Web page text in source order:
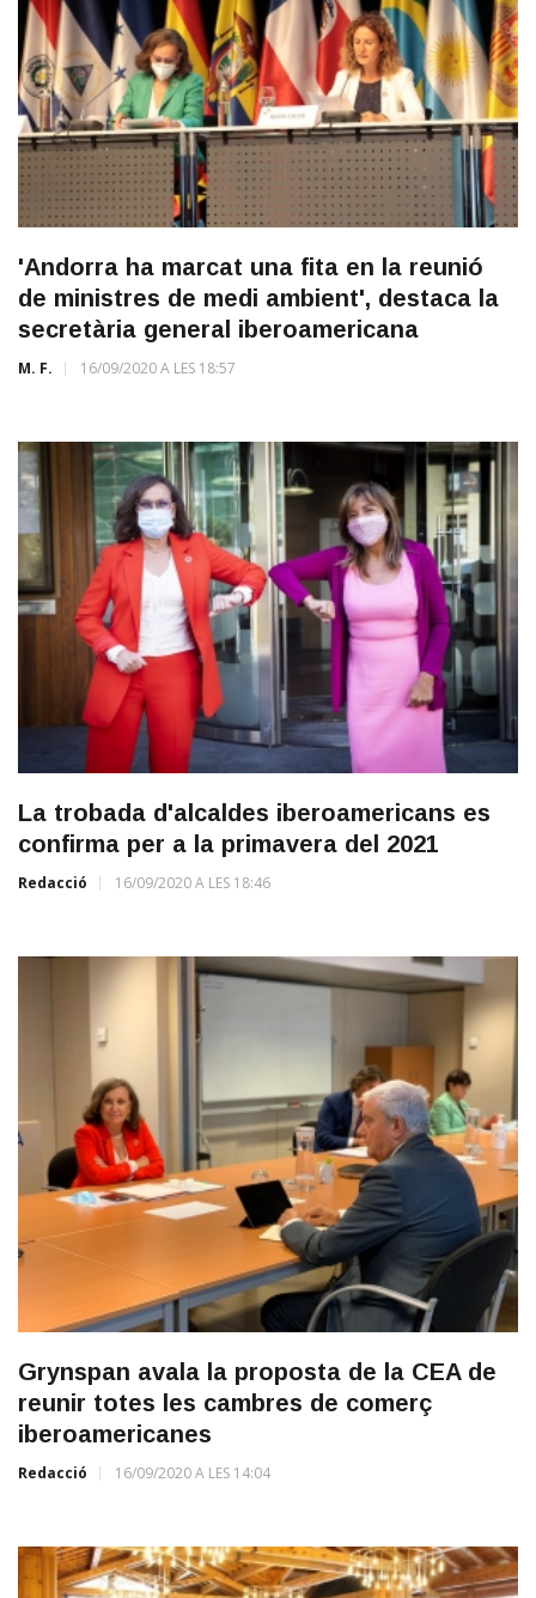
'Andorra ha marcat una fita en la reunió
de ministres de medi ambient', destaca la
secretària general iberoamericana
M. F. 16/09/2020 A LES 18:57
La trobada d'alcaldes iberoamericans es
confirma per a la primavera del 2021
Redacció 16/09/2020 A LES 18:46
Grynspan avala la proposta de la CEA de
reunir totes les cambres de comerç
iberoamericanes
Redacció 16/09/2020 A LES 14:04